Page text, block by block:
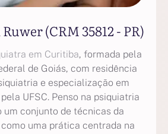
(CRM 35812 - PR)
em Curitiba, formada pela
de Goiás, com residência
e especialização em
UFSC. Penso na psiquiatria
um conjunto de técnicas da
uma prática centrada na